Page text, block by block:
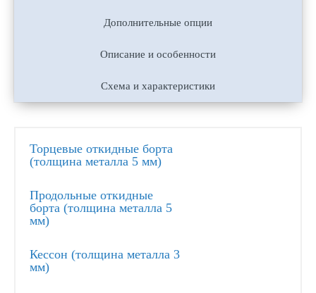
Дополнительные опции
Описание и особенности
Схема и характеристики
Торцевые откидные борта
(толщина металла 5 мм)
Продольные откидные
борта (толщина металла 5
мм)
Кессон (толщина металла 3
мм)